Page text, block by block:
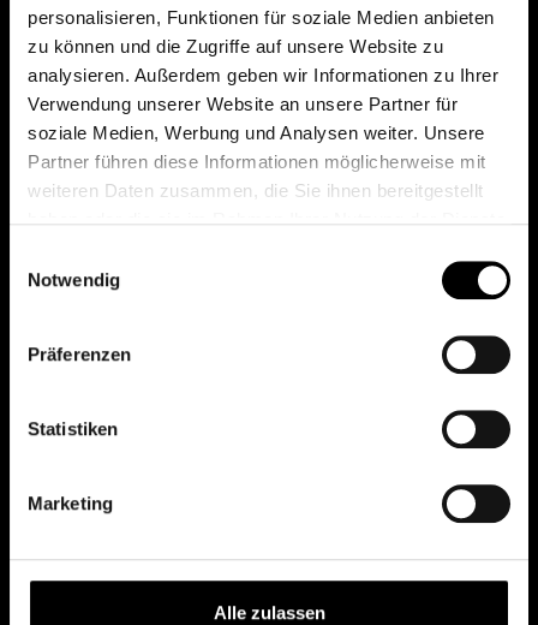
personalisieren, Funktionen für soziale Medien anbieten
zu können und die Zugriffe auf unsere Website zu
analysieren. Außerdem geben wir Informationen zu Ihrer
Verwendung unserer Website an unsere Partner für
soziale Medien, Werbung und Analysen weiter. Unsere
Partner führen diese Informationen möglicherweise mit
weiteren Daten zusammen, die Sie ihnen bereitgestellt
Notwendig
Präferenzen
Statistiken
Marketing
Alle zulassen
Das erste Depot in Österreich mit 0€ Kontoführung,
0€ Ausgabeaufschlag und 0€ Depotgebühren bei
knapp 2000 Fonds und 0€ Orderspesen.
All rights reserved.
Depot eröffnen
Depot übertragen
Konditionen